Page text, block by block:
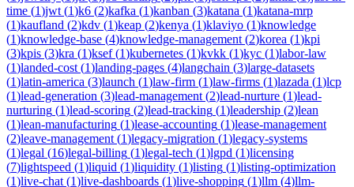
time (1)jwt (1)k6 (2)kafka (1)kanban (3)katana (1)katana-mrp
(1)kaufland (2)kdv (1)keap (2)kenya (1)klaviyo (1)knowledge
(1)knowledge-base (4)knowledge-management (2)korea (1)kpi
(3)kpis (3)kra (1)ksef(1)kubernetes (1)kvkk (1)kyc (1)labor-law
(1)landed-cost (1)landing-pages (4)langchain (3)large-datasets
(1)latin-america (3)launch (1)law-firm (1)law-firms (1)lazada (1)lcp
(1)lead-generation (3)lead-management (2)lead-nurture (1)lead-
nurturing (1)lead-scoring (2)lead-tracking (1)leadership (2)lean
(1)lean-manufacturing (1)lease-accounting (1)lease-management
(2)leave-management (1)legacy-migration (1)legacy-systems
(1)legal (16)legal-billing (1)legal-tech (1)lgpd (1)licensing
(7)lightspeed (1)liquid (1)liquidity (1)listing (1)listing-optimization
(1)live-chat (1)live-dashboards (1)live-shopping (1)llm (4)llm-